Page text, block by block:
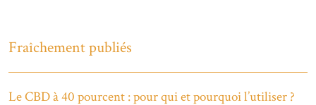
Fraîchement publiés
Le CBD à 40 pourcent : pour qui et pourquoi l’utiliser ?